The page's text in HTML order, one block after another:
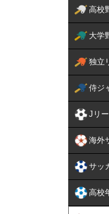
高校
大学
独立
侍ジ
Jリ
海外
サッ
高校